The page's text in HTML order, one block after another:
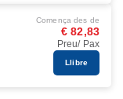
Comença des de
€ 82,83
Preu/ Pax
Llibre